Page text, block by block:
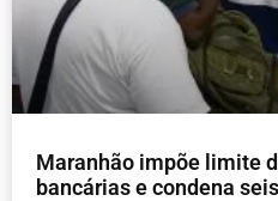
Maranhão impõe limite
bancárias e condena